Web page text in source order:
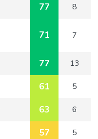
77 8
71 7
77 13
61 5
63 6
57 5